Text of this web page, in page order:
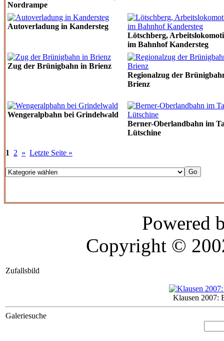
Nordrampe
Autoverladung in Kandersteg
Lötschberg,
im Bahnhof Kandersteg
Zug der Brünigbahn in Brienz
Regionalzug der
Brienz
Wengeralpbahn bei Grindelwald
Berner-Oberlandbahn im
Lütschine
1 2 » Letzte Seite »
Powered
Copyright ©
Zufallsbild
Klausen 2007:
Galeriesuche